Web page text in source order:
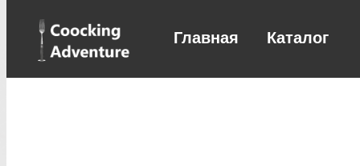
Главная Каталог